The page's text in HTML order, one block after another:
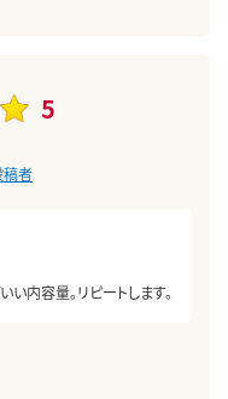
5
稿者
内容量。リピートします。